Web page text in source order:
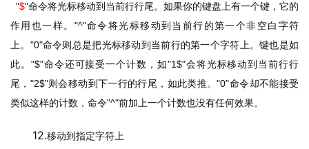
"$"命令将光标移动到当前行行尾。如果你的键盘上有一个键，它的
作用也一样。 "^"命令将光标移动到当前行的第一个非空白字符
上。 "0"命令则总是把光标移动到当前行的第一个字符上。键也是如
此。 "$"命令还可接受一个计数，如"1$"会将光标移动到当前行行
尾， "2$"则会移动到下一行的行尾，如此类推。"0"命令却不能接受
类似这样的计数，命令"^"前加上一个计数也没有任何效果。
12.移动到指定字符上